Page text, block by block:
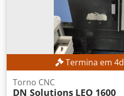
Termina em 4d
Torno CNC
DN Solutions LEO 1600